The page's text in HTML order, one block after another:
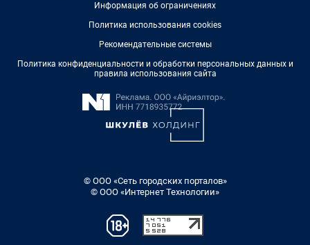
Информация об ограничениях
Политика использования cookies
Рекомендательные системы
Политика конфиденциальности и обработки персональных данных и
правила использования сайта
© ООО «Сеть городских порталов»
© ООО «Интернет Технологии»